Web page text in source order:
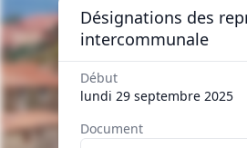
Désignations des
intercommunale
Début
lundi 29 septembre 2025
Document